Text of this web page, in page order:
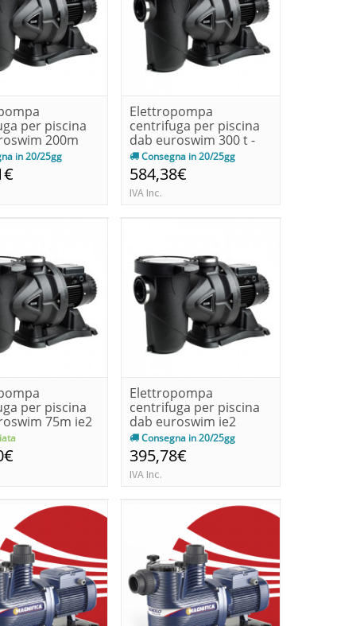
per piscina
200m
...
in 20/25gg
Elettropompa
centrifuga per piscina
dab euroswim 300 t -
ie3 kw 2...
Consegna in 20/25gg
584,38€
IVA Inc.
per piscina
75m ie2
...
Elettropompa
centrifuga per piscina
dab euroswim ie2
100m kw 0.55...
Consegna in 20/25gg
395,78€
IVA Inc.